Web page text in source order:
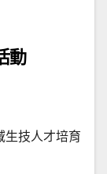
動
生技人才培育